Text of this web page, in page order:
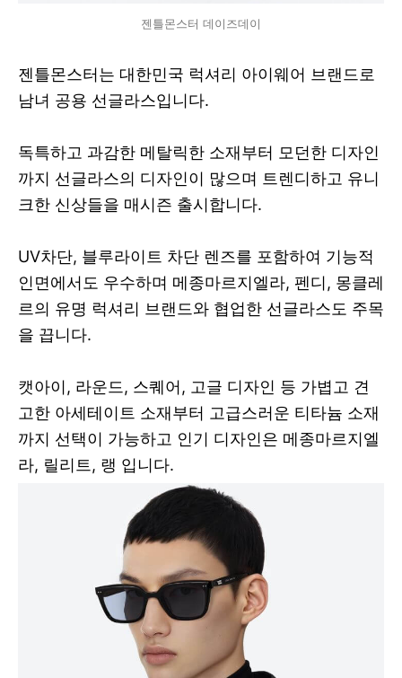
젠틀몬스터 데이즈데이
젠틀몬스터는 대한민국 럭셔리 아이웨어 브랜드로
남녀 공용 선글라스입니다.
독특하고 과감한 메탈릭한 소재부터 모던한 디자인
까지 선글라스의 디자인이 많으며 트렌디하고 유니
크한 신상들을 매시즌 출시합니다.
UV차단, 블루라이트 차단 렌즈를 포함하여 기능적
인면에서도 우수하며 메종마르지엘라, 펜디, 몽클레
르의 유명 럭셔리 브랜드와 협업한 선글라스도 주목
을 끕니다.
캣아이, 라운드, 스퀘어, 고글 디자인 등 가볍고 견
고한 아세테이트 소재부터 고급스러운 티타늄 소재
까지 선택이 가능하고 인기 디자인은 메종마르지엘
라, 릴리트, 랭 입니다.